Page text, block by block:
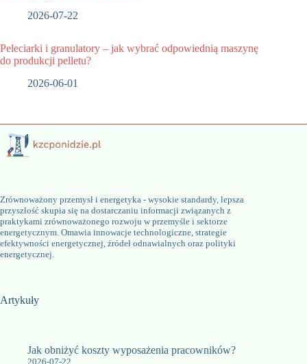
2026-07-22
Peleciarki i granulatory – jak wybrać odpowiednią maszynę
do produkcji pelletu?
2026-06-01
Zrównoważony przemysł i energetyka - wysokie standardy, lepsza
przyszłość skupia się na dostarczaniu informacji związanych z
praktykami zrównoważonego rozwoju w przemyśle i sektorze
energetycznym. Omawia innowacje technologiczne, strategie
efektywności energetycznej, źródeł odnawialnych oraz polityki
energetycznej.
Artykuły
Jak obniżyć koszty wyposażenia pracowników?
2026-07-22